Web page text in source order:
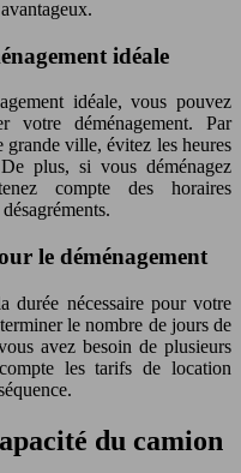
idéale
idéale, vous pouvez
votre déménagement. Par
grande ville, évitez les heures
plus, si vous déménagez
compte des horaires
le déménagement
durée nécessaire pour votre
le nombre de jours de
avez besoin de plusieurs
les tarifs de location
du camion